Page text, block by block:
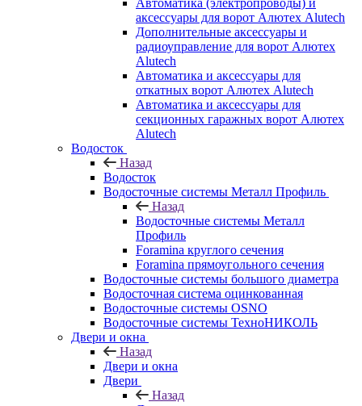
Автоматика (электропроводы) и
аксессуары для ворот Алютех Alutech
Дополнительные аксессуары и
радиоуправление для ворот Алютех
Alutech
Автоматика и аксессуары для
откатных ворот Алютех Alutech
Автоматика и аксессуары для
секционных гаражных ворот Алютех
Alutech
Водосток
Назад
Водосток
Водосточные системы Металл Профиль
Назад
Водосточные системы Металл
Профиль
Foramina круглого сечения
Foramina прямоугольного сечения
Водосточные системы большого диаметра
Водосточная система оцинкованная
Водосточные системы OSNO
Водосточные системы ТехноНИКОЛЬ
Двери и окна
Назад
Двери и окна
Двери
Назад